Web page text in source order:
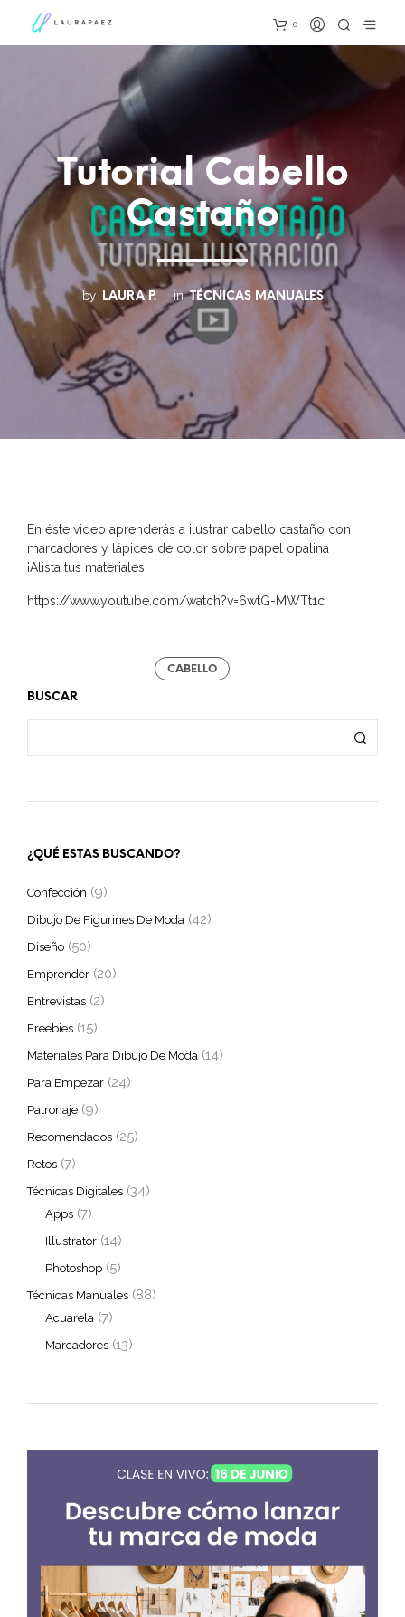
0
Tutorial Cabello
Castaño
by LAURA P. in TÉCNICAS MANUALES
En éste video aprenderás a ilustrar cabello castaño con
marcadores y lápices de color sobre papel opalina
¡Alista tus materiales!
https://www.youtube.com/watch?v=6wtG-MWTt1c
CABELLO
BUSCAR
¿QUÉ ESTAS BUSCANDO?
Confección (9)
Dibujo De Figurines De Moda (42)
Diseño (50)
Emprender (20)
Entrevistas (2)
Freebies (15)
Materiales Para Dibujo De Moda (14)
Para Empezar (24)
Patronaje (9)
Recomendados (25)
Retos (7)
Técnicas Digitales (34)
Apps (7)
Illustrator (14)
Photoshop (5)
Técnicas Manuales (88)
Acuarela (7)
Marcadores (13)